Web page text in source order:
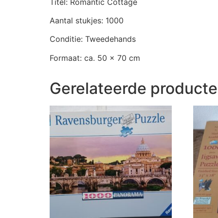
Aantal stukjes: 1000
Conditie: Tweedehands
Formaat: ca. 50 x 70 cm
Gerelateerde